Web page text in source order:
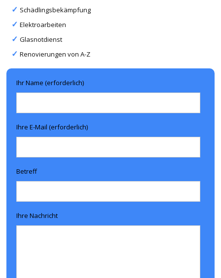
Schädlingsbekämpfung
Elektroarbeiten
Glasnotdienst
Renovierungen von A-Z
Ihr Name (erforderlich)
Ihre E-Mail (erforderlich)
Betreff
Ihre Nachricht